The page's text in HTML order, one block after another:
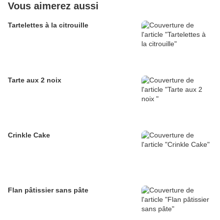
Vous aimerez aussi
Tartelettes à la citrouille
Tarte aux 2 noix
Crinkle Cake
Flan pâtissier sans pâte